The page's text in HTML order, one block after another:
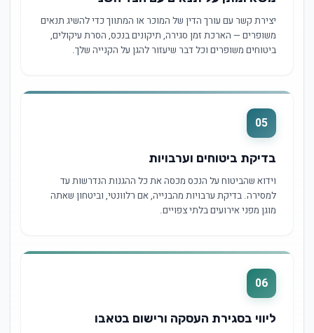
יצירת קשר עם עורך הדין של המוכר או המתווך כדי להשיג תנאים
משופרים — הארכת זמן סגירה, תיקונים בנכס, הסרת עיקולים,
ביטוחים משופרים וכל דבר שיעזור להגן על הקנייה שלך.
05
בדיקת ביטוחים וערבויות
וידוא שהביטוח על הנכס מכסה את כל ההגנות הנדרשות עד
למסירה. בדיקת ערבויות מהבנייה, אם רלוונטי, וביטחון שאתה
מוגן מפני אירועים בלתי צפויים.
06
ליווי בסגירת העסקה ורישום בטאבו